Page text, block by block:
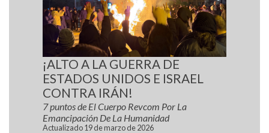
¡ALTO A LA GUERRA DE
ESTADOS UNIDOS E ISRAEL
CONTRA IRÁN!
7 puntos de El Cuerpo Revcom Por La
Emancipación De La Humanidad
Actualizado 19 de marzo de 2026